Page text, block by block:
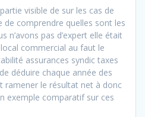
visible de sur les cas de
de comprendre quelles sont les
n’avons pas d’expert elle était
commercial au faut le
assurances syndic taxes
déduire chaque année des
ramener le résultat net à donc
exemple comparatif sur ces